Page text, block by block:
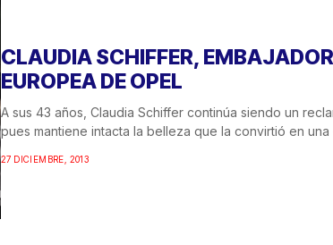
CLAUDIA SCHIFFER,
EUROPEA DE OPEL
A sus 43 años, Claudia Schiffer continúa siendo un
pues mantiene intacta la belleza que la convirtió en una
27 DICIEMBRE, 2013